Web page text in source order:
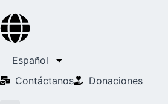
Español
Contáctanos
Donaciones